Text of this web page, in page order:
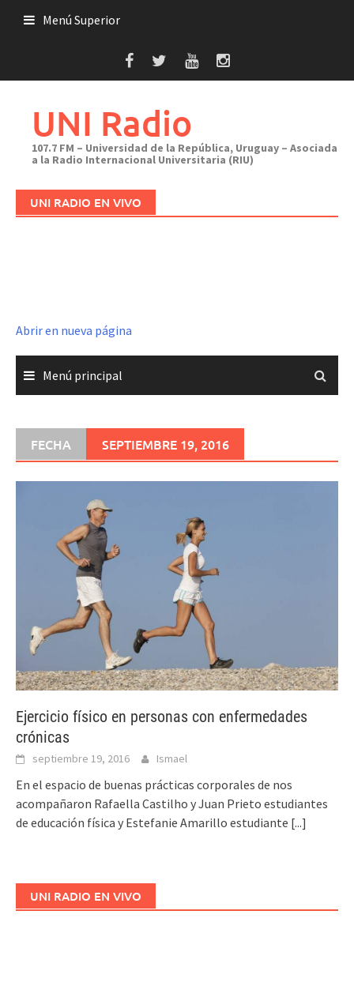
Menú Superior
UNI Radio
107.7 FM – Universidad de la República, Uruguay – Asociada
a la Radio Internacional Universitaria (RIU)
UNI RADIO EN VIVO
Abrir en nueva página
Menú principal
FECHA SEPTIEMBRE 19, 2016
Ejercicio físico en personas con enfermedades
crónicas
septiembre 19, 2016 Ismael
En el espacio de buenas prácticas corporales de nos
acompañaron Rafaella Castilho y Juan Prieto estudiantes
de educación física y Estefanie Amarillo estudiante [...]
UNI RADIO EN VIVO